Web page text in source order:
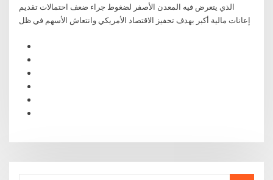
الذي يتعرض فيه المعدن الأصفر لضغوط جراء ضعف احتمالات تقديم
إعانات مالية أكبر بهدف تحفيز الاقتصاد الأمريكي وانتعاش الأسهم في ظل